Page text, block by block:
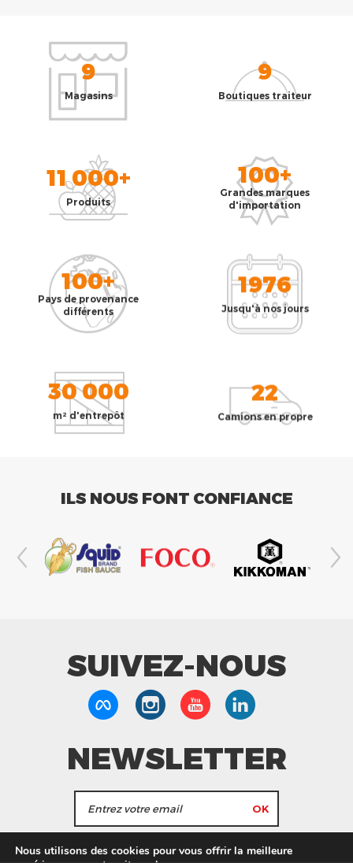
9
Magasins
9
Boutiques traiteur
11 000+
Produits
100+
Grandes marques
d'importation
100+
Pays de provenance
différents
1976
Jusqu'à nos jours
30 000
m² d'entrepôt
22
Camions en propre
ILS NOUS FONT CONFIANCE
SUIVEZ-NOUS
NEWSLETTER
J'accepte de recevoir les actualités et les
Nous utilisons des cookies pour vous offrir la meilleure